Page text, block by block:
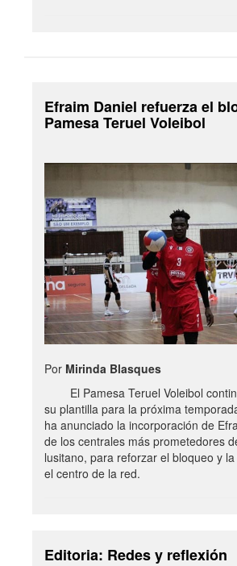
Efraim Daniel refuerza el
Pamesa Teruel Voleibol
Por Mirinda Blasques
El Pamesa Teruel Voleibol
su plantilla para la próxima
ha anunciado la incorporación de
de los centrales más prometedores
lusitano, para reforzar el bloqueo y
el centro de la red.
Editoria: Redes y reflexión